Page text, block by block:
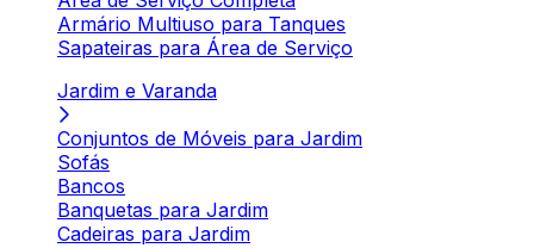
Armário Multiuso para Tanques
Sapateiras para Área de Serviço
Jardim e Varanda
Conjuntos de Móveis para Jardim
Sofás
Bancos
Banquetas para Jardim
Cadeiras para Jardim